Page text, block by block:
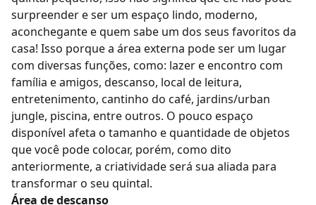
surpreender e ser um espaço lindo, moderno,
aconchegante e quem sabe um dos seus favoritos da
casa! Isso porque a área externa pode ser um lugar
com diversas funções, como: lazer e encontro com
família e amigos, descanso, local de leitura,
entretenimento, cantinho do café, jardins/urban
jungle, piscina, entre outros. O pouco espaço
disponível afeta o tamanho e quantidade de objetos
que você pode colocar, porém, como dito
anteriormente, a criatividade será sua aliada para
transformar o seu quintal.
Área de descanso